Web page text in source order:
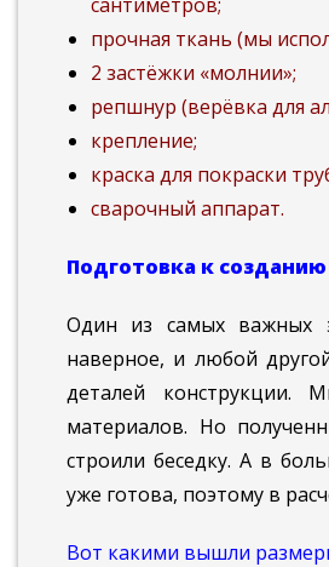
прочная ткань (мы
2 застёжки «молнии»;
репшнур (верёвка для
крепление;
краска для покраски
сварочный аппарат.
Подготовка к
Один из самых важных
наверное, и любой
деталей конструкции.
материалов. Но
строили беседку. А в
уже готова, поэтому в
Вот какими вышли